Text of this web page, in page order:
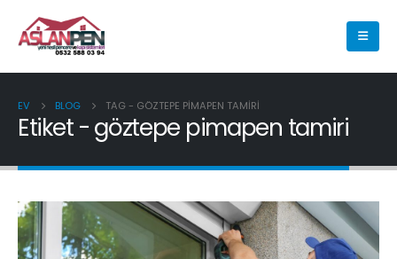
EV BLOG TAG - GÖZTEPE PIMAPEN TAMIRI
Etiket - göztepe pimapen tamiri